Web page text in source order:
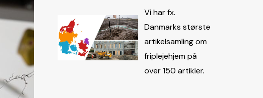
Vi har fx.
Danmarks største
artikelsamling om
friplejehjem på
over 150 artikler.